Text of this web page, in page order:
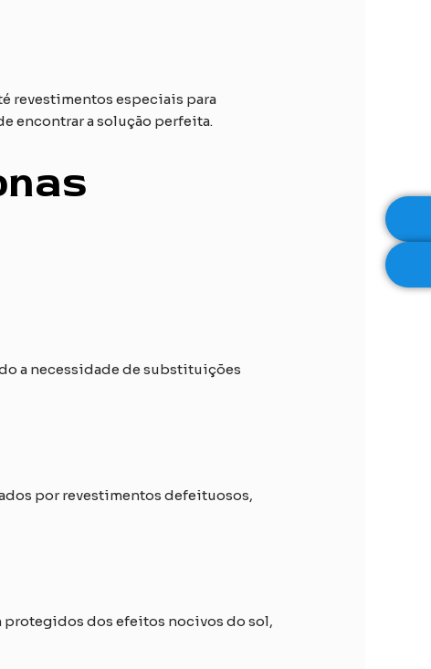
revestimentos especiais para
encontrar a solução perfeita.
a necessidade de substituições
por revestimentos defeituosos,
protegidos dos efeitos nocivos do sol,